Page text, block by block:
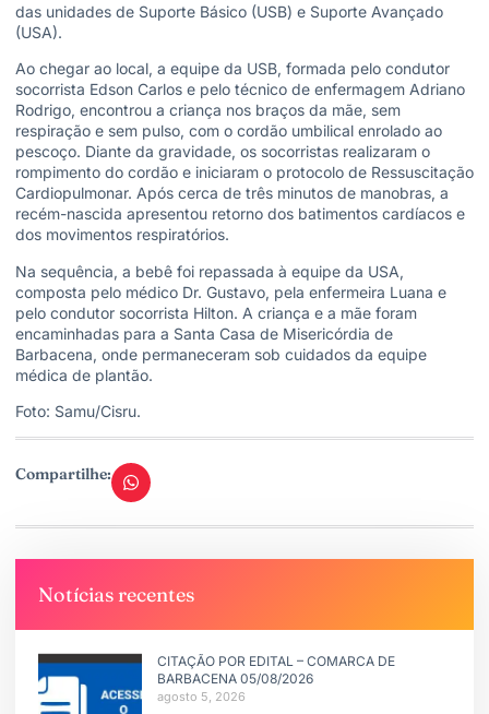
das unidades de Suporte Básico (USB) e Suporte Avançado
(USA).
Ao chegar ao local, a equipe da USB, formada pelo condutor
socorrista Edson Carlos e pelo técnico de enfermagem Adriano
Rodrigo, encontrou a criança nos braços da mãe, sem
respiração e sem pulso, com o cordão umbilical enrolado ao
pescoço. Diante da gravidade, os socorristas realizaram o
rompimento do cordão e iniciaram o protocolo de Ressuscitação
Cardiopulmonar. Após cerca de três minutos de manobras, a
recém-nascida apresentou retorno dos batimentos cardíacos e
dos movimentos respiratórios.
Na sequência, a bebê foi repassada à equipe da USA,
composta pelo médico Dr. Gustavo, pela enfermeira Luana e
pelo condutor socorrista Hilton. A criança e a mãe foram
encaminhadas para a Santa Casa de Misericórdia de
Barbacena, onde permaneceram sob cuidados da equipe
médica de plantão.
Foto: Samu/Cisru.
Compartilhe:
Notícias recentes
CITAÇÃO POR EDITAL – COMARCA DE
BARBACENA 05/08/2026
agosto 5, 2026